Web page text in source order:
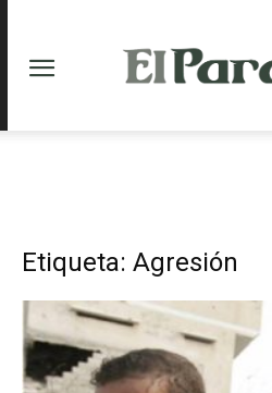
Etiqueta: Agresión